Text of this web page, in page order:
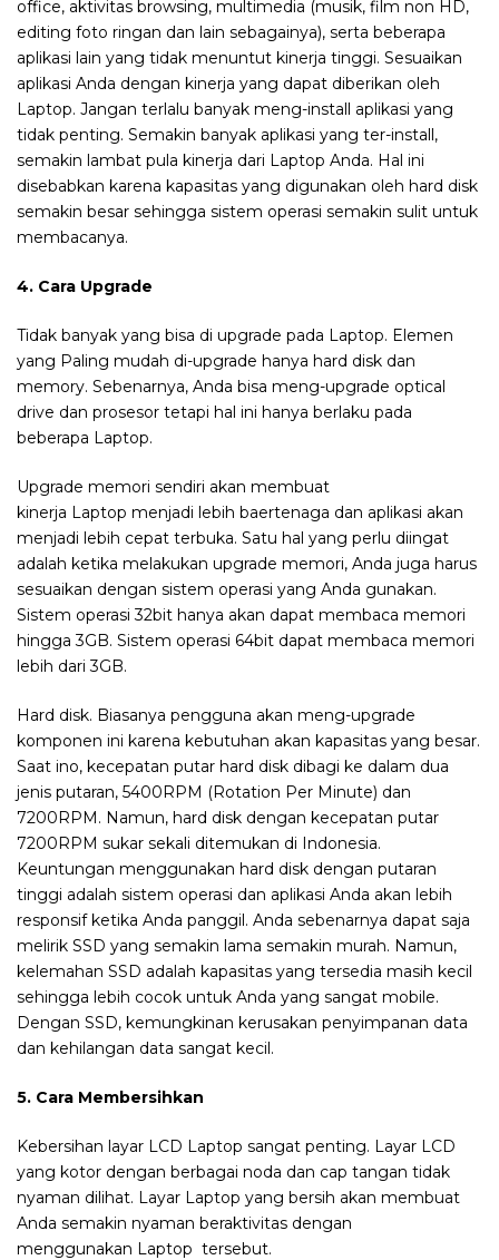
office, aktivitas browsing, multimedia (musik, film non HD,
editing foto ringan dan lain sebagainya), serta beberapa
aplikasi lain yang tidak menuntut kinerja tinggi. Sesuaikan
aplikasi Anda dengan kinerja yang dapat diberikan oleh
Laptop. Jangan terlalu banyak meng-install aplikasi yang
tidak penting. Semakin banyak aplikasi yang ter-install,
semakin lambat pula kinerja dari Laptop Anda. Hal ini
disebabkan karena kapasitas yang digunakan oleh hard disk
semakin besar sehingga sistem operasi semakin sulit untuk
membacanya.
4. Cara Upgrade
Tidak banyak yang bisa di upgrade pada Laptop. Elemen
yang Paling mudah di-upgrade hanya hard disk dan
memory. Sebenarnya, Anda bisa meng-upgrade optical
drive dan prosesor tetapi hal ini hanya berlaku pada
beberapa Laptop.
Upgrade memori sendiri akan membuat
kinerja Laptop menjadi lebih baertenaga dan aplikasi akan
menjadi lebih cepat terbuka. Satu hal yang perlu diingat
adalah ketika melakukan upgrade memori, Anda juga harus
sesuaikan dengan sistem operasi yang Anda gunakan.
Sistem operasi 32bit hanya akan dapat membaca memori
hingga 3GB. Sistem operasi 64bit dapat membaca memori
lebih dari 3GB.
Hard disk. Biasanya pengguna akan meng-upgrade
komponen ini karena kebutuhan akan kapasitas yang besar.
Saat ino, kecepatan putar hard disk dibagi ke dalam dua
jenis putaran, 5400RPM (Rotation Per Minute) dan
7200RPM. Namun, hard disk dengan kecepatan putar
7200RPM sukar sekali ditemukan di Indonesia.
Keuntungan menggunakan hard disk dengan putaran
tinggi adalah sistem operasi dan aplikasi Anda akan lebih
responsif ketika Anda panggil. Anda sebenarnya dapat saja
melirik SSD yang semakin lama semakin murah. Namun,
kelemahan SSD adalah kapasitas yang tersedia masih kecil
sehingga lebih cocok untuk Anda yang sangat mobile.
Dengan SSD, kemungkinan kerusakan penyimpanan data
dan kehilangan data sangat kecil.
5. Cara Membersihkan
Kebersihan layar LCD Laptop sangat penting. Layar LCD
yang kotor dengan berbagai noda dan cap tangan tidak
nyaman dilihat. Layar Laptop yang bersih akan membuat
Anda semakin nyaman beraktivitas dengan
menggunakan Laptop tersebut.